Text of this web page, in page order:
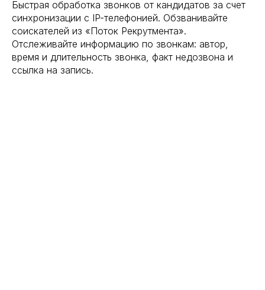
Быстрая обработка звонков от кандидатов за счет
синхронизации с IP-телефонией. Обзванивайте
соискателей из «Поток Рекрутмента».
Отслеживайте информацию по звонкам: автор,
время и длительность звонка, факт недозвона и
ссылка на запись.